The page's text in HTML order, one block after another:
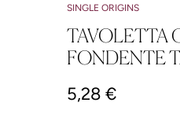
SINGLE ORIGINS
TAVOLETTA
FONDENTE
5,28 €